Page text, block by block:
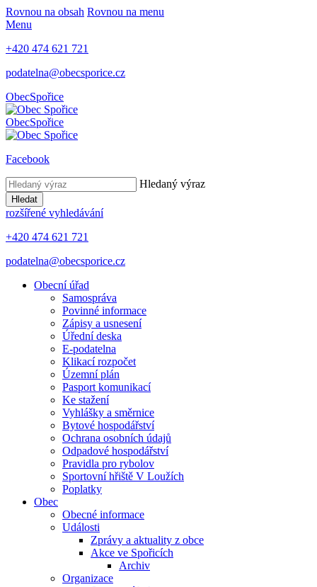
Rovnou na obsah Rovnou na menu
Menu
+420 474 621 721
podatelna@obecsporice.cz
ObecSpořice
ObecSpořice
Facebook
Hledaný výraz
Hledat
rozšířené vyhledávání
+420 474 621 721
podatelna@obecsporice.cz
Obecní úřad
Samospráva
Povinné informace
Zápisy a usnesení
Úřední deska
E-podatelna
Klikací rozpočet
Územní plán
Pasport komunikací
Ke stažení
Vyhlášky a směrnice
Bytové hospodářství
Ochrana osobních údajů
Odpadové hospodářství
Pravidla pro rybolov
Sportovní hřiště V Loužích
Poplatky
Obec
Obecné informace
Události
Zprávy a aktuality z obce
Akce ve Spořicích
Archiv
Organizace